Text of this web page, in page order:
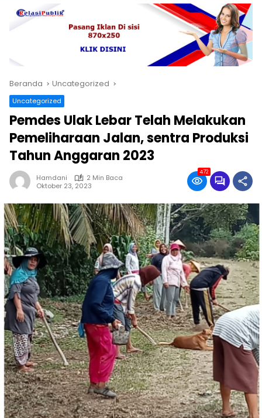
Beranda Uncategorized
Uncategorized
Pemdes Ulak Lebar Telah Melakukan
Pemeliharaan Jalan, sentra Produksi
Tahun Anggaran 2023
Hamdani
2 Min Baca
Oktober 23, 2023
472